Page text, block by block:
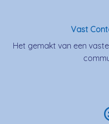
Vast
Het gemakt van een